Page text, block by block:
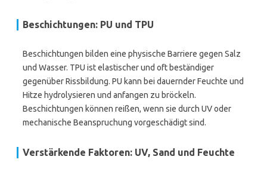
Beschichtungen: PU und TPU
Beschichtungen bilden eine physische Barriere gegen Salz
und Wasser. TPU ist elastischer und oft beständiger
gegenüber Rissbildung. PU kann bei dauernder Feuchte und
Hitze hydrolysieren und anfangen zu bröckeln.
Beschichtungen können reißen, wenn sie durch UV oder
mechanische Beanspruchung vorgeschädigt sind.
Verstärkende Faktoren: UV, Sand und Feuchte